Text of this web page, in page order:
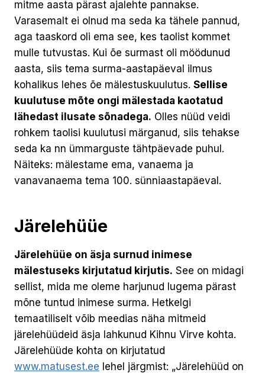
mitme aasta pärast ajalehte pannakse.
Varasemalt ei olnud ma seda ka tähele pannud,
aga taaskord oli ema see, kes taolist kommet
mulle tutvustas. Kui õe surmast oli möödunud
aasta, siis tema surma-aastapäeval ilmus
kohalikus lehes õe mälestuskuulutus. Sellise
kuulutuse mõte ongi mälestada kaotatud
lähedast ilusate sõnadega. Olles nüüd veidi
rohkem taolisi kuulutusi märganud, siis tehakse
seda ka nn ümmarguste tähtpäevade puhul.
Näiteks: mälestame ema, vanaema ja
vanavanaema tema 100. sünniaastapäeval.
Järelehüüe
Järelehüüe on äsja surnud inimese
mälestuseks kirjutatud kirjutis. See on midagi
sellist, mida me oleme harjunud lugema pärast
mõne tuntud inimese surma. Hetkelgi
temaatiliselt võib meedias näha mitmeid
järelehüüdeid äsja lahkunud Kihnu Virve kohta.
Järelehüüde kohta on kirjutatud
www.matusest.ee lehel järgmist: „Järelehüüd on